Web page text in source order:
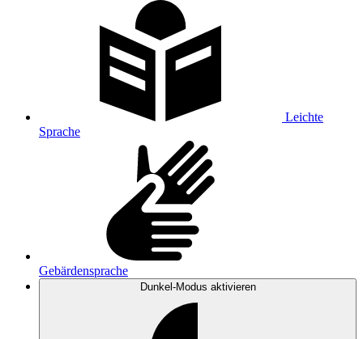
Leichte
Sprache
Gebärdensprache
Dunkel-Modus aktivieren